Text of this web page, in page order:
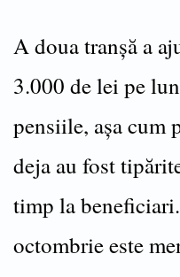
A doua tranșă a
3.000 de lei pe
pensiile, așa cum
deja au fost
timp la
octombrie este